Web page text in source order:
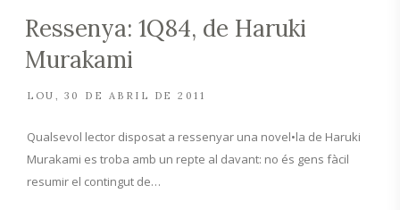
Ressenya: 1Q84, de Haruki
Murakami
LOU 30 DE ABRIL DE 2011
Qualsevol lector disposat a ressenyar una novel•la de Haruki
Murakami es troba amb un repte al davant: no és gens fàcil
resumir el contingut de…